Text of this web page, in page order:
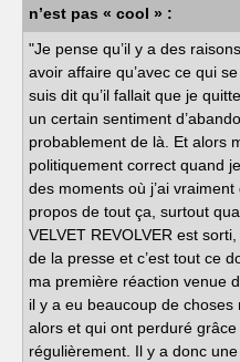
n’est pas « cool » :
"Je pense qu’il y a des
avoir affaire qu’avec ce qui
suis dit qu’il fallait que je
un certain sentiment
probablement de là. Et alors
politiquement correct quand
des moments où j’ai
propos de tout ça, surtout
VELVET REVOLVER est
de la presse et c’est tout ce
ma première réaction venue
il y a eu beaucoup de
alors et qui ont perduré
régulièrement. Il y a donc